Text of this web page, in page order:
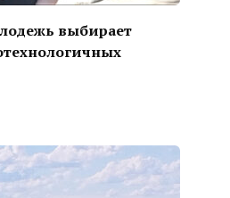
выбирает